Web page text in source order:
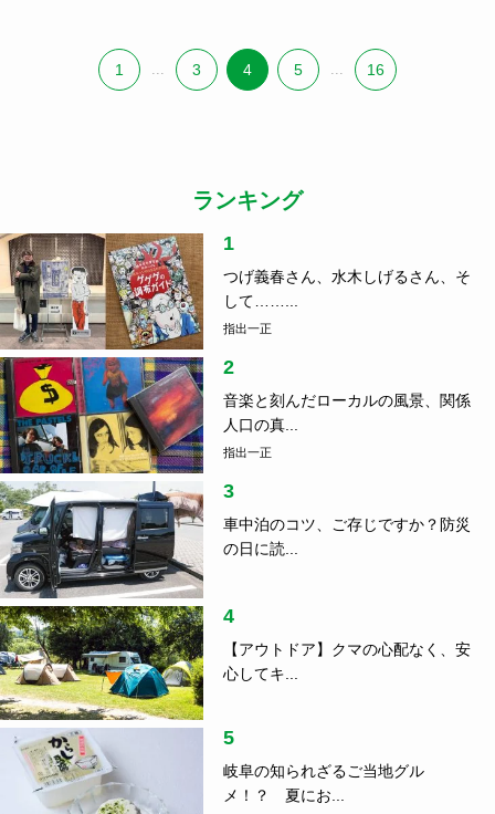
1 3 4 5 16
ランキング
1
つげ義春さん、水木しげるさん、そ
して……...
指出一正
2
音楽と刻んだローカルの風景、関係
人口の真...
指出一正
3
車中泊のコツ、ご存じですか？防災
の日に読...
4
【アウトドア】クマの心配なく、安
心してキ...
5
岐阜の知られざるご当地グル
メ！？ 夏にお...